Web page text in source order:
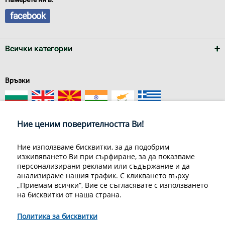
facebook
Всички категории
Връзки
За нас
Условия за доставка
Конфиденциалност на информацията
Общи условия
Декларация за личните данни
Често задавани въпроси
070070220
Ние ценим поверителността Ви!
Ние използваме бисквитки, за да подобрим
изживяването Ви при сърфиране, за да показваме
персонализирани реклами или съдържание и да
анализираме нашия трафик. С кликването върху
„Приемам всички“, Вие се съгласявате с използването
на бисквитки от наша страна.
Политика за бисквитки